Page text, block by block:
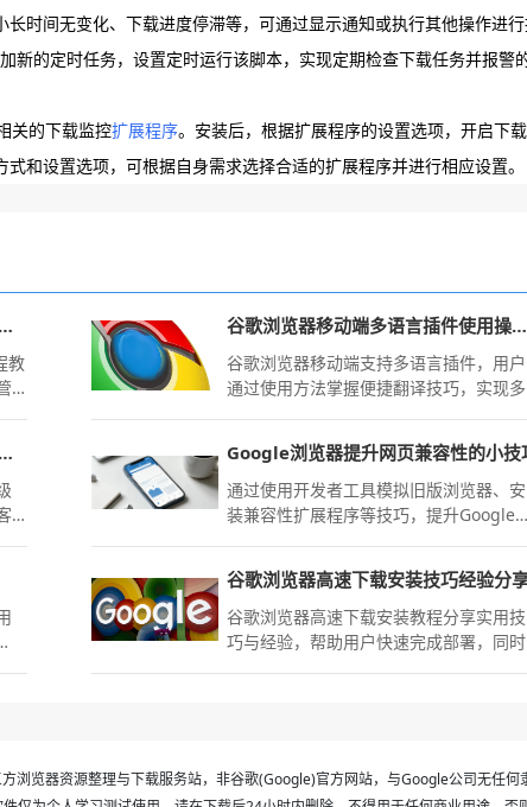
时间无变化、下载进度停滞等，可通过显示通知或执行其他操作进
新的定时任务，设置定时运行该脚本，实现定期检查下载任务并报警
关的下载监控扩展程序。安装后，根据扩展程序的设置选项，开启下载
和设置选项，可根据自身需求选择合适的扩展程序并进行相应设置。
Chrome浏览器书签备份整理操作完整流程教程
教
谷歌浏览器移动端多语言插件使用操作方法
谷歌浏览器移动端支持多语言插件，用户
通过使用方法掌握便捷翻译技巧，实现多
火狐浏览器手机版必装插件资深极客推荐五个常用项 Google浏览器提升网页兼容性的小技
通过使用开发者工具模拟旧版浏览器、安
装兼容性扩展程序等技巧，提升Google浏
谷歌浏览器高速下载安装技巧经验分
谷歌浏览器高速下载安装教程分享实用技
巧与经验，帮助用户快速完成部署，同时
浏览器资源整理与下载服务站，非谷歌(Google)官方网站，与Google公司无任何